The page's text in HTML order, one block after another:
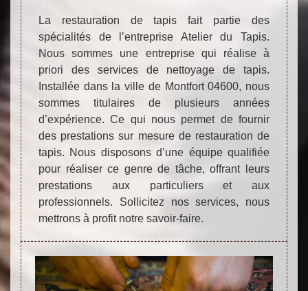
La restauration de tapis fait partie des
spécialités de l’entreprise Atelier du Tapis.
Nous sommes une entreprise qui réalise à
priori des services de nettoyage de tapis.
Installée dans la ville de Montfort 04600, nous
sommes titulaires de plusieurs années
d’expérience. Ce qui nous permet de fournir
des prestations sur mesure de restauration de
tapis. Nous disposons d’une équipe qualifiée
pour réaliser ce genre de tâche, offrant leurs
prestations aux particuliers et aux
professionnels. Sollicitez nos services, nous
mettrons à profit notre savoir-faire.